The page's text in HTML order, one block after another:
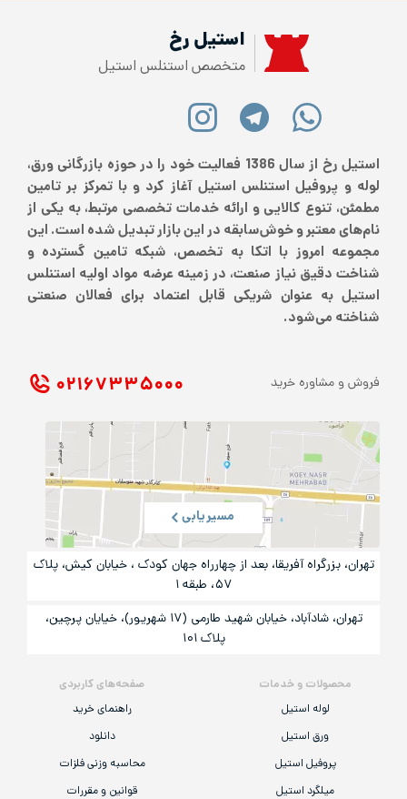
استیل رخ
متخصص استنلس استیل
استیل رخ از سال 1386 فعالیت خود را در حوزه بازرگانی ورق،
لوله و پروفیل استنلس استیل آغاز کرد و با تمرکز بر تامین
مطمئن، تنوع کالایی و ارائه خدمات تخصصی مرتبط، به یکی از
نام‌های معتبر و خوش‌سابقه در این بازار تبدیل شده است. این
مجموعه امروز با اتکا به تخصص، شبکه تامین گسترده و
شناخت دقیق نیاز صنعت، در زمینه عرضه مواد اولیه استنلس
استیل به عنوان شریکی قابل اعتماد برای فعالان صنعتی
شناخته می‌شود.
محصولات و خدمات
لوله استیل
ورق استیل
پروفیل استیل
میلگرد استیل
صفحه‌های کاربردی
راهنمای خرید
دانلود
محاسبه وزنی فلزات
قوانین و مقررات
فروش و مشاوره خرید ۰۲۱ ۶۷۳۳۵۰۰۰
مسیریابی
تهران، بزرگراه آفریقا، بعد از چهارراه جهان کودک ، خیابان کیش، پلاک
۵۷، طبقه ۱
تهران، شادآباد، خیابان شهید طارمی (۱۷ شهریور)، خیایان پرچین،
پلاک ۱۰۱